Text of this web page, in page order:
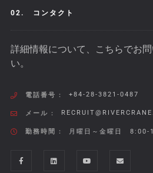
02. コンタクト
詳細情報について、こちらでお
い。
電話番号 : +84-28-3821-0487
メール :
勤務時間 : 月曜日～金曜日 8:00-